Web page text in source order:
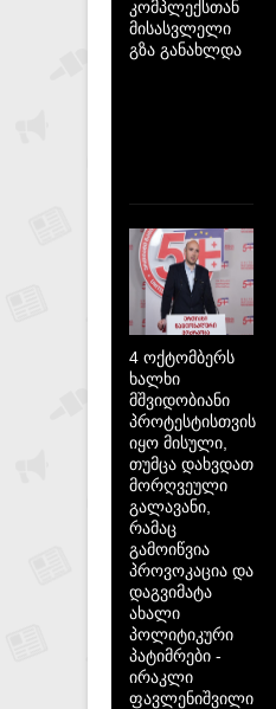
კომპლექსთან
მისასვლელი
გზა განახლდა
4 ოქტომბერს
ხალხი
მშვიდობიანი
პროტესტისთვის
იყო მისული,
თუმცა დახვდათ
მორღვეული
გალავანი,
რამაც
გამოიწვია
პროვოკაცია და
დაგვიმატა
ახალი
პოლიტიკური
პატიმრები -
ირაკლი
ფავლენიშვილი